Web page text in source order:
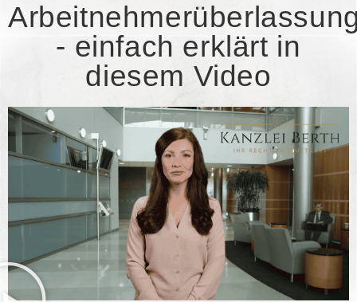
- einfach erklärt in
diesem Video